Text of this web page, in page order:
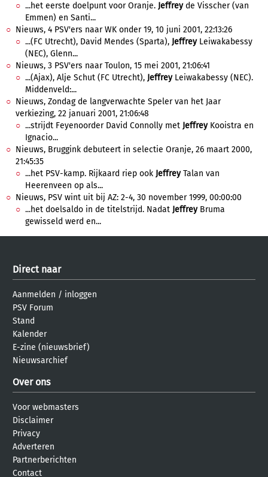
...het eerste doelpunt voor Oranje. Jeffreyde Visscher (van
Emmen) en Santi...
Nieuws, 4 PSV'ers naar WK onder 19, 10 juni 2001, 22:13:26
...(FC Utrecht), David Mendes (Sparta), JeffreyLeiwakabessy
(NEC), Glenn...
Nieuws, 3 PSV'ers naar Toulon, 15 mei 2001, 21:06:41
...(Ajax), Alje Schut (FC Utrecht), JeffreyLeiwakabessy (NEC).
Middenveld:...
Nieuws, Zondag de langverwachte Speler van het Jaar
verkiezing, 22 januari 2001, 21:06:48
...strijdt Feyenoorder David Connolly met JeffreyKooistra en
Ignacio...
Nieuws, Bruggink debuteert in selectie Oranje, 26 maart 2000,
21:45:35
...het PSV-kamp. Rijkaard riep ook JeffreyTalan van
Heerenveen op als...
Nieuws, PSV wint uit bij AZ: 2-4, 30 november 1999, 00:00:00
...het doelsaldo in de titelstrijd. Nadat JeffreyBruma
gewisseld werd en...
Direct naar
Aanmelden / inloggen
PSV Forum
Stand
Kalender
E-zine (nieuwsbrief)
Nieuwsarchief
Over ons
Voor webmasters
Disclaimer
Privacy
Adverteren
Partnerberichten
Contact